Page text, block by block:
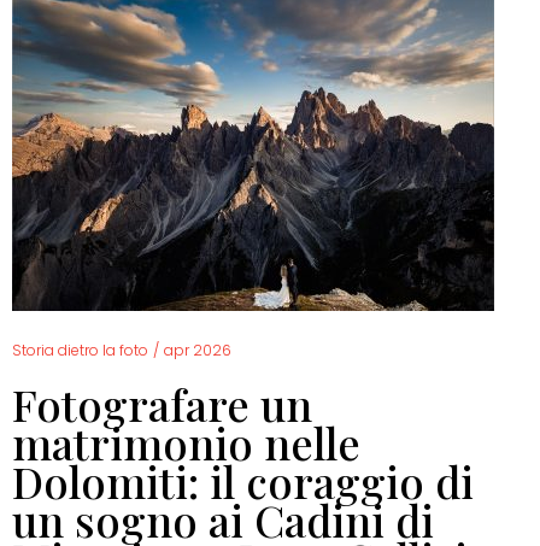
Storia dietro la foto / apr 2026
Fotografare un
matrimonio nelle
Dolomiti: il coraggio di
un sogno ai Cadini di